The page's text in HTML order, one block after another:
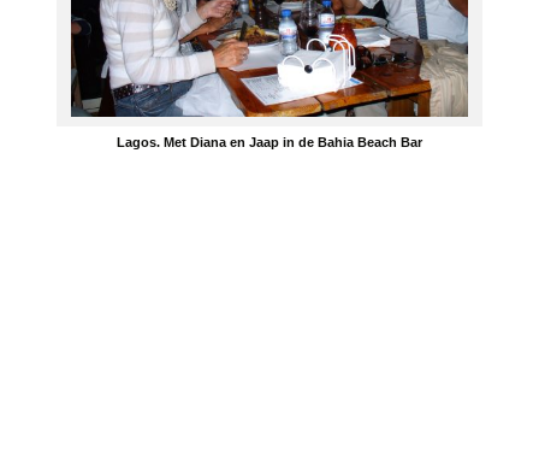
Lagos. Met Diana en Jaap in de Bahia Beach Bar